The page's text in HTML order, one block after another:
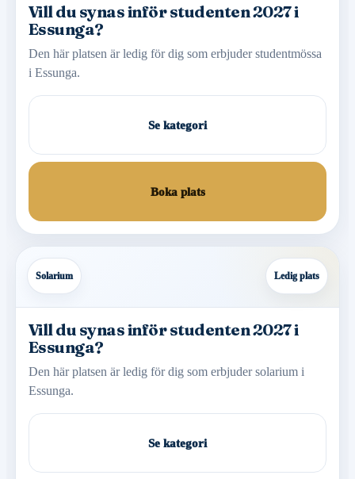
Vill du synas inför studenten 2027 i
Essunga?
Den här platsen är ledig för dig som erbjuder studentmössa
i Essunga.
Se kategori
Boka plats
Solarium Ledig plats
Vill du synas inför studenten 2027 i
Essunga?
Den här platsen är ledig för dig som erbjuder solarium i
Essunga.
Se kategori